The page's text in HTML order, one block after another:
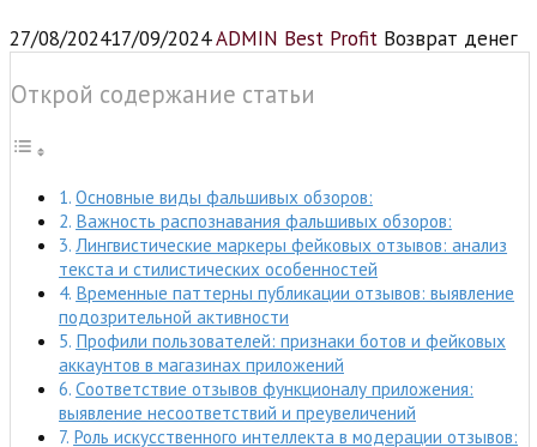
27/08/202417/09/2024ADMIN Best Profit Возврат денег
Открой содержание статьи
Основные виды фальшивых обзоров:
Важность распознавания фальшивых обзоров:
Лингвистические маркеры фейковых отзывов: анализ
текста и стилистических особенностей
Временные паттерны публикации отзывов: выявление
подозрительной активности
Профили пользователей: признаки ботов и фейковых
аккаунтов в магазинах приложений
Соответствие отзывов функционалу приложения:
выявление несоответствий и преувеличений
Роль искусственного интеллекта в модерации отзывов: